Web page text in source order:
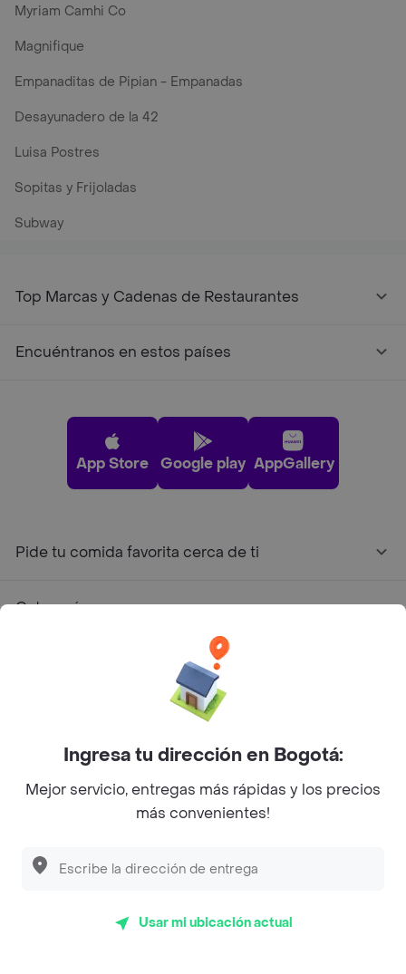
Myriam Camhi Co
Magnifique
Empanaditas de Pipian - Empanadas
Desayunadero de la 42
Luisa Postres
Sopitas y Frijoladas
Subway
Top Marcas y Cadenas de Restaurantes
Encuéntranos en estos países
App Store Google play AppGallery
Pide tu comida favorita cerca de ti
Categorías
Rappi Inc. All rights reserved.
Bogotá D.C. --- notificacionesrappi@rappi.com
Ingresa tu dirección en Bogotá:
Mejor servicio, entregas más rápidas y los precios
más convenientes!
Usar mi ubicación actual